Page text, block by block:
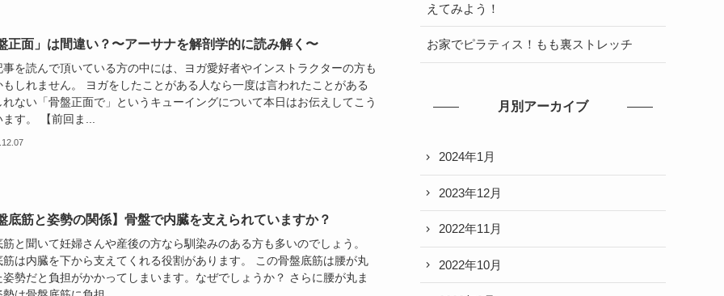
正面」は間違い？〜アーサナを解剖学的に読み解く〜
事を読んで頂いている方の中には、ヨガ愛好者やインストラクターの方も
もしれません。 ヨガをしたことがある人なら一度は言われたことがある
れない「骨盤正面で」というキューイングについて本日はお伝えしてこう
す。 【前回ま...
底筋と姿勢の関係】骨盤で内臓を支えられていますか？
と聞いて妊婦さんや産後の方なら馴染みのある方も多いのでしょう。
筋は内臓を下から支えてくれる役割があります。 この骨盤底筋は腰が丸
姿勢だと負担がかかってしまいます。なぜでしょうか？ さらに腰が丸ま
えてみよう！
お家でピラティス！もも裏ストレッチ
月別アーカイブ
2024年1月
2023年12月
2022年11月
2022年10月